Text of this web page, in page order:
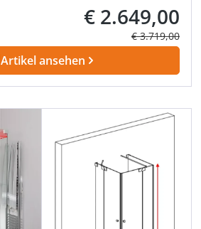
Verkaufspreis:
€ 2.649,00
Regulärer
€ 3.719,00
Artikel ansehen